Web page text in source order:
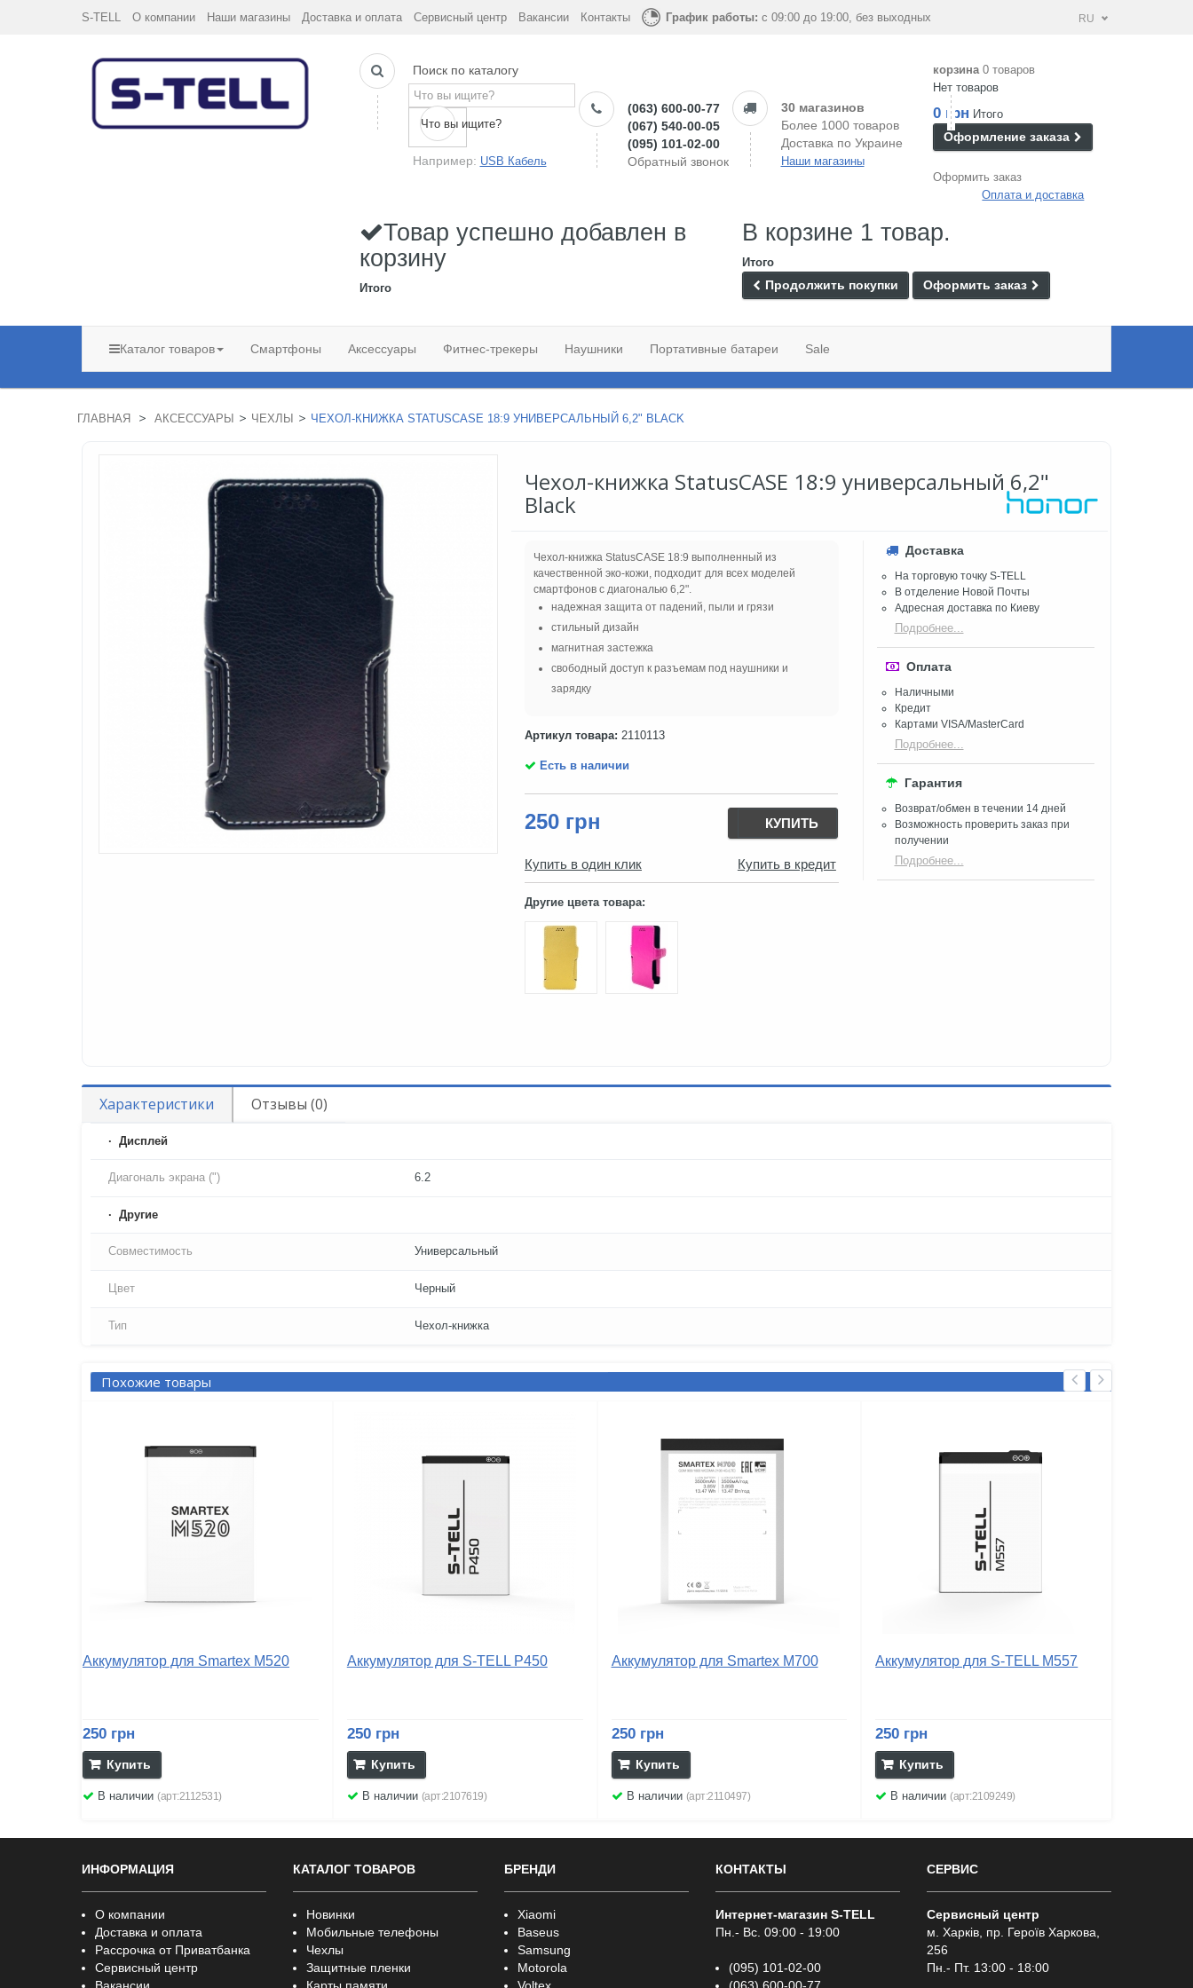
S-TELL О компании Наши магазины Доставка и оплата Сервисный центр Вакансии Контакты График работы: с 09:00 до 19:00, без выходных RU
Поиск по каталогу
Что вы ищите?
Например: USB Кабель
(063) 600-00-77
(067) 540-00-05
(095) 101-02-00
Обратный звонок
30 магазинов
Более 1000 товаров
Доставка по Украине
Наши магазины
корзина 0 товаров
Нет товаров
0 грн Итого
Оформление заказа
Оформить заказ
Оплата и доставка
Товар успешно добавлен в
корзину
Итого
В корзине 1 товар.
Итого
Продолжить покупки Оформить заказ
Каталог товаров Смартфоны Аксессуары Фитнес-трекеры Наушники Портативные батареи Sale
ГЛАВНАЯ > АКСЕССУАРЫ > ЧЕХЛЫ > ЧЕХОЛ-КНИЖКА STATUSCASE 18:9 УНИВЕРСАЛЬНЫЙ 6,2" BLACK
Чехол-книжка StatusCASE 18:9 универсальный 6,2"
Black
Чехол-книжка StatusCASE 18:9 выполненный из
качественной эко-кожи, подходит для всех моделей
смартфонов с диагональю 6,2".
надежная защита от падений, пыли и грязи
стильный дизайн
магнитная застежка
свободный доступ к разъемам под наушники и
зарядку
Артикул товара: 2110113
Есть в наличии
250 грн КУПИТЬ
Купить в один клик Купить в кредит
Другие цвета товара:
Доставка
На торговую точку S-TELL
В отделение Новой Почты
Адресная доставка по Киеву
Подробнее...
Оплата
Наличными
Кредит
Картами VISA/MasterCard
Подробнее...
Гарантия
Возврат/обмен в течении 14 дней
Возможность проверить заказ при
получении​
Подробнее...
Характеристики Отзывы (0)
Дисплей
Диагональ экрана (") 6.2
Другие
Совместимость Универсальный
Цвет Черный
Тип Чехол-книжка
Похожие товары
Аккумулятор для Smartex M520
250 грн
Купить
В наличии (арт:2112531)
Аккумулятор для S-TELL P450
250 грн
Купить
В наличии (арт:2107619)
Аккумулятор для Smartex M700
250 грн
Купить
В наличии (арт:2110497)
Аккумулятор для S-TELL M557
250 грн
Купить
В наличии(арт:2109249)
ИНФОРМАЦИЯ
О компании
Доставка и оплата
Рассрочка от Приватбанка
Сервисный центр
КАТАЛОГ ТОВАРОВ
Новинки
Мобильные телефоны
Чехлы
Защитные пленки
БРЕНДИ
Xiaomi
Baseus
Samsung
Motorola
КОНТАКТЫ
Интернет-магазин S-TELL
Пн.- Вс. 09:00 - 19:00
(095) 101-02-00
СЕРВИС
Сервисный центр
м. Харків, пр. Героїв Харкова,
256
Пн.- Пт. 13:00 - 18:00